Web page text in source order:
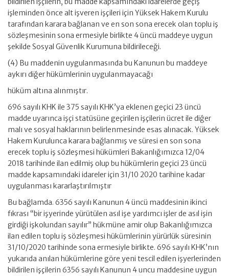
işleminden önce alt işveren işçileri için Yüksek Hakem Kurulu
tarafından karara bağlanan ve en son sona erecek olan toplu iş
sözleşmesinin sona ermesiyle birlikte 4 üncü maddeye uygun
şekilde Sosyal Güvenlik Kurumuna bildirileceği.
(4) Bu maddenin uygulanmasında bu Kanunun bu maddeye
aykırı diğer hükümlerinin uygulanmayacağı
hüküm altına alınmıştır.
696 sayılı KHK ile 375 sayılı KHK’ya eklenen geçici 23 üncü
madde uyarınca işçi statüsüne geçirilen işçilerin ücret ile diğer
malı ve sosyal haklarının belirlenmesinde esas alınacak. Yüksek
Hakem Kurulunca karara bağlanmış ve süresi en son sona
erecek toplu iş sözleşmesi hükümleri Bakanlığımızca 12/04
2018 tarihinde ilan edilmiş olup bu hükümlerin geçici 23 üncü
madde kapsamındaki idareler için 31/10 2020 tarihine kadar
uygulanması kararlaştırılmıştır
Bu bağlamda. 6356 sayılı Kanunun 4 üncü maddesinin ikinci
fıkrası “bir işyerinde yürütülen asıl işe yardımcı işler de asıl işin
girdiği işkolundan sayılır” hükmüne amir olup Bakanlığımızca
ilan edilen toplu iş sözleşmesi hükümlerinin yürürlük süresinin
31/10/2020 tarihinde sona ermesiyle birlikte. 696 sayılı KHK’nın
yukarıda anılan hükümlerine göre yeni tescil edilen işyerlerinden
bildirilen işçilerin 6356 sayılı Kanunun 4 uncu maddesine uygun